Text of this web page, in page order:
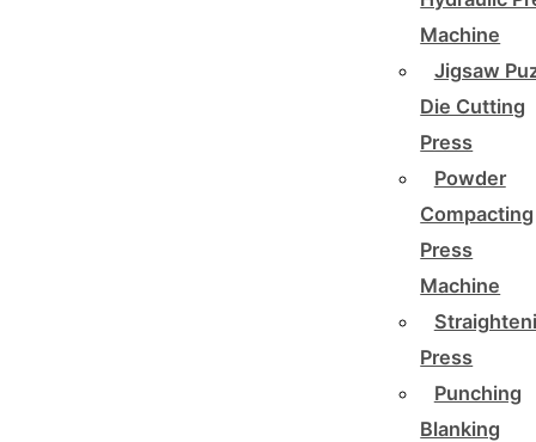
Machine
Jigsaw
Die Cutting
Press
Powder
Compacting
Press
Machine
Press
Punching
Blanking